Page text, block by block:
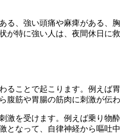
る、強い頭痛や麻痺がある、
が特に強い人は、夜間休日に
ることで起こります。例えば
腹筋や胃腸の筋肉に刺激が伝
激を受けます。例えば乗り物
となって、自律神経から嘔吐